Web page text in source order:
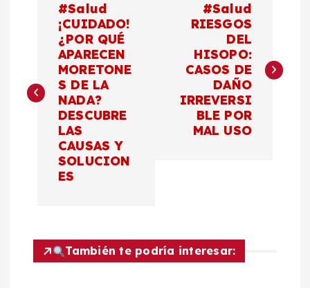
e
ó
#Salud
¡CUIDADO!
¿POR QUÉ
APARECEN
MORETONE
S DE LA
NADA?
DESCUBRE
LAS
CAUSAS Y
SOLUCION
ES
#Salud
RIESGOS
DEL
HISOPO:
CASOS DE
DAÑO
IRREVERSI
BLE POR
MAL USO
También te podría interesar: